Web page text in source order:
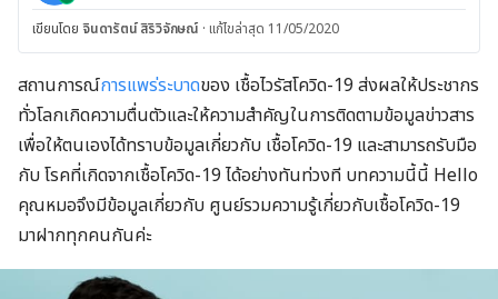
เขียนโดย จินดารัตน์ สิริวิจักษณ์ · แก้ไขล่าสุด 11/05/2020
สถานการณ์การแพร่ระบาดของ เชื้อไวรัสโควิด-19 ส่งผลให้ประชากร
ทั่วโลกเกิดความตื่นตัวและให้ความสำคัญในการติดตามข้อมูลข่าวสาร
เพื่อให้ตนเองได้ทราบข้อมูลเกี่ยวกับ เชื้อโควิด-19 และสามารถรับมือ
กับ โรคที่เกิดจากเชื้อโควิด-19 ได้อย่างทันท่วงที บทความนี้นี้ Hello
คุณหมอจึงมีข้อมูลเกี่ยวกับ ศูนย์รวมความรู้เกี่ยวกับเชื้อโควิด-19
มาฝากทุกคนกันค่ะ